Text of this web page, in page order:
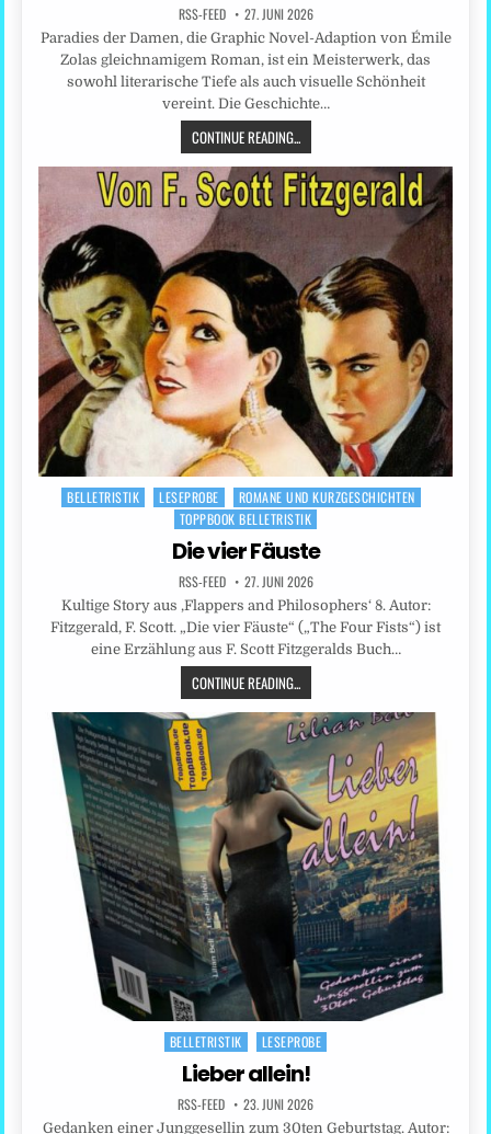
RSS-FEED 27. JUNI 2026
Paradies der Damen, die Graphic Novel-Adaption von Émile
Zolas gleichnamigem Roman, ist ein Meisterwerk, das
sowohl literarische Tiefe als auch visuelle Schönheit
vereint. Die Geschichte…
CONTINUE READING...
Posted
BELLETRISTIK LESEPROBE
ROMANE UND KURZGESCHICHTEN
TOPPBOOK BELLETRISTIK
Die vier Fäuste
RSS-FEED 27. JUNI 2026
Kultige Story aus ‚Flappers and Philosophers‘ 8. Autor:
Fitzgerald, F. Scott. „Die vier Fäuste“ („The Four Fists“) ist
eine Erzählung aus F. Scott Fitzgeralds Buch…
CONTINUE READING...
Posted
BELLETRISTIK LESEPROBE
Lieber allein!
RSS-FEED 23. JUNI 2026
Gedanken einer Junggesellin zum 30ten Geburtstag. Autor: